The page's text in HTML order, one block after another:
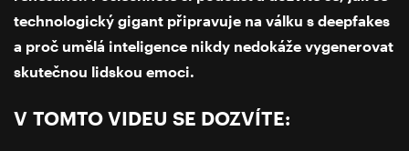
technologický gigant připravuje na válku s deepfakes
a proč umělá inteligence nikdy nedokáže vygenerovat
skutečnou lidskou emoci.
V TOMTO VIDEU SE DOZVÍTE: